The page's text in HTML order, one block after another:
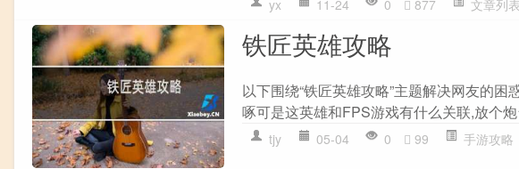
yx 11-24 0 877 文章列表
铁匠英雄攻略
以下围绕“铁匠英雄攻略”主题解决网友的
啄可是这英雄和FPS游戏有什么关联,放个
tjy 05-04 0 99 手游攻略